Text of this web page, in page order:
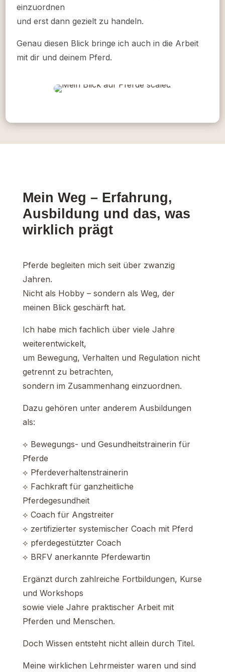
einzuordnen
und erst dann gezielt zu handeln.
Genau diesen Blick bringe ich auch in die Arbeit
mit dir und deinem Pferd.
Mein Weg – Erfahrung,
Ausbildung und das, was
wirklich prägt
Pferde begleiten mich seit über zwanzig
Jahren.
Nicht als Hobby – sondern als Weg, der
meinen Blick geschärft hat.
Ich habe mich fachlich über viele Jahre
weiterentwickelt,
um Bewegung, Verhalten und Regulation nicht
getrennt zu betrachten,
sondern im Zusammenhang einzuordnen.
Dazu gehören unter anderem Ausbildungen
als:
⟡ Bewegungs- und Gesundheitstrainerin für
Pferde
⟡ Pferdeverhaltenstrainerin
⟡ Fachkraft für ganzheitliche
Pferdegesundheit
⟡ Coach für Angstreiter
⟡ zertifizierter systemischer Coach mit Pferd
⟡ pferdegestützter Coach
⟡ BRFV anerkannte Pferdewartin
Ergänzt durch zahlreiche Fortbildungen, Kurse
und Workshops
sowie viele Jahre praktischer Arbeit mit
Pferden und Menschen.
Doch Wissen entsteht nicht allein durch Titel.
Meine wirklichen Lehrmeister waren und sind